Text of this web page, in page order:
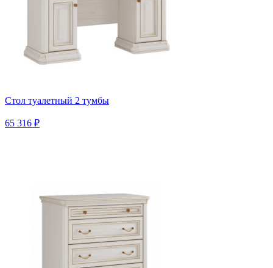
Стол туалетный 2 тумбы
65 316 ₽